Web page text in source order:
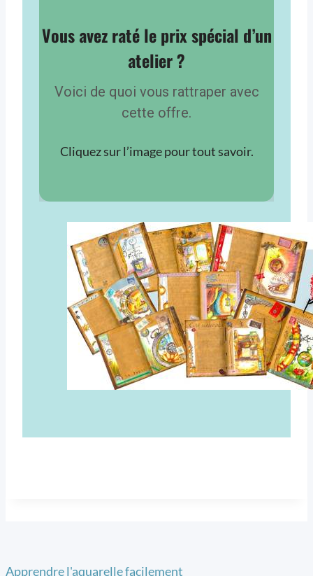
Vous avez raté le prix spécial d’un
atelier ?
Voici de quoi vous rattraper avec
cette offre.
Cliquez sur l’image pour tout savoir.
Apprendre l'aquarelle facilement